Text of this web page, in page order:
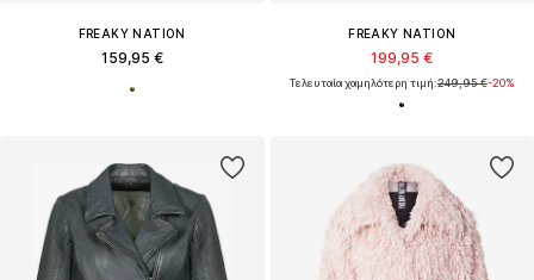
FREAKY NATION
159,95 €
FREAKY NATION
199,95 €
Τελευταία χαμηλότερη τιμή:249,95 €-20%